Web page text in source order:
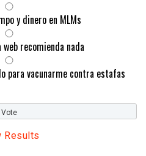
y dinero en MLMs
recomienda nada
para vacunarme contra estafas
Results